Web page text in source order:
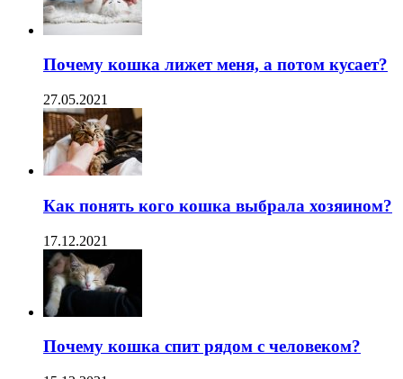
Почему кошка лижет меня, а потом кусает?
27.05.2021
Как понять кого кошка выбрала хозяином?
17.12.2021
Почему кошка спит рядом с человеком?